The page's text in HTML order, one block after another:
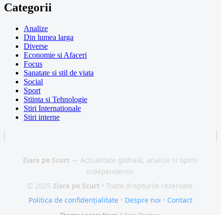
Categorii
Analize
Din lumea larga
Diverse
Economie si Afaceri
Focus
Sanatate si stil de viata
Social
Sport
Stiinta si Tehnologie
Stiri Internationale
Stiri interne
Ziare pe Scurt — Actualitate globală, analize și opinii
independente.
© 2025 Ziare pe Scurt • Toate drepturile rezervate.
Politica de confidențialitate • Despre noi • Contact